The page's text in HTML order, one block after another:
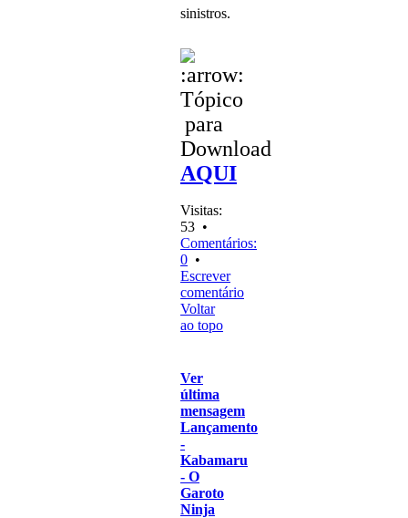
sinistros.
Tópico
para
Download
AQUI
Visitas:
53 •
Comentários:
0 •
Escrever
comentário
Voltar
ao topo
Ver
última
mensagem
Lançamento
-
Kabamaru
- O
Garoto
Ninja